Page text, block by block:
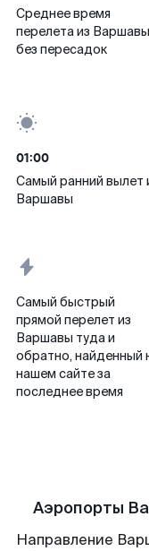
Среднее время
перелета из Варшавы
без пересадок
01:00
Самый ранний вылет
Варшавы
Самый быстрый
прямой перелет из
Варшавы туда и
обратно, найденный
нашем сайте за
последнее время
Аэропорты
Направление